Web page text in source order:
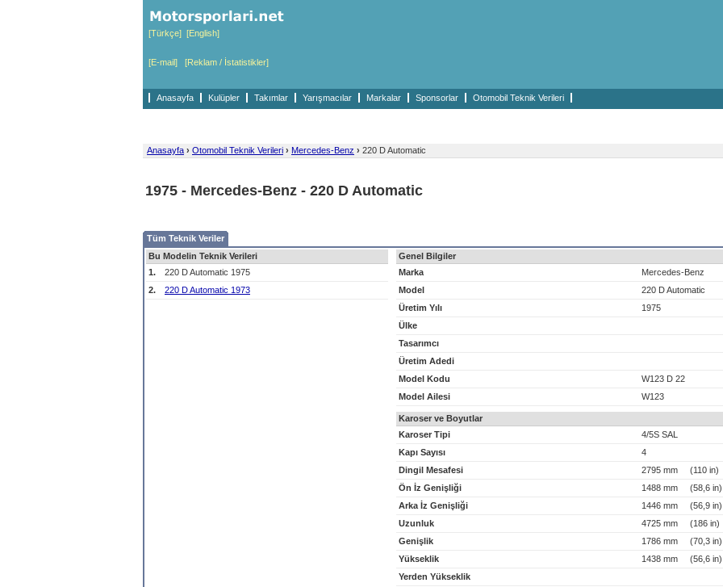
[Türkçe] [English]
[E-mail] [Reklam / İstatistikler]
Anasayfa Kulüpler Takımlar Yarışmacılar Markalar Sponsorlar Otomobil Teknik Verileri
Anasayfa › Otomobil Teknik Verileri › Mercedes-Benz › 220 D Automatic
1975 - Mercedes-Benz - 220 D Automatic
Tüm Teknik Veriler
Bu Modelin Teknik Verileri
1.
220 D Automatic 1975
2.
220 D Automatic 1973
Genel Bilgiler
Marka
Mercedes-Benz
Model
220 D Automatic
Üretim Yılı
1975
Ülke
Tasarımcı
Üretim Adedi
Model Kodu
W123 D 22
Model Ailesi
W123
Karoser ve Boyutlar
Karoser Tipi
4/5S SAL
Kapı Sayısı
4
Dingil Mesafesi
2795 mm (110 in)
Ön İz Genişliği
1488 mm (58,6 in)
Arka İz Genişliği
1446 mm (56,9 in)
Uzunluk
4725 mm (186 in)
Genişlik
1786 mm (70,3 in)
Yükseklik
1438 mm (56,6 in)
Yerden Yükseklik